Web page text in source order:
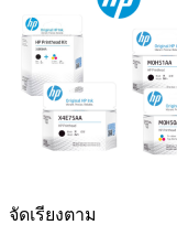
จัดเรียงตาม